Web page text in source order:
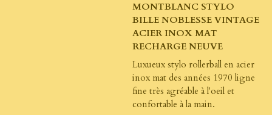
MONTBLANC STYLO
BILLE NOBLESSE VINTAGE
ACIER INOX MAT
RECHARGE NEUVE
Luxueux stylo rollerball en acier
inox mat des années 1970 ligne
fine très agréable à l'oeil et
confortable à la main.